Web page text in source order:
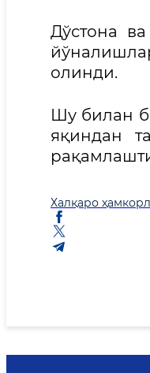
Дўстона
олинди.
Шу билан
яқиндан
Халқаро